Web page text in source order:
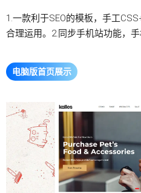
1.一款利于SEO的模板，手工
合理运用。2.同步手机站功能，手
电脑版首页展示